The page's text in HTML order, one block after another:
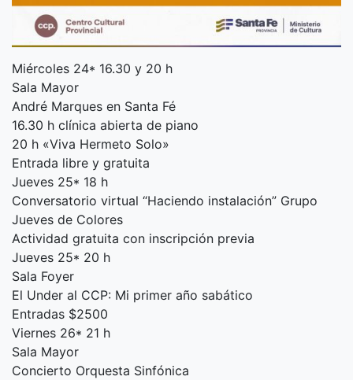
Miércoles 24* 16.30 y 20 h
Sala Mayor
André Marques en Santa Fé
16.30 h clínica abierta de piano
20 h «Viva Hermeto Solo»
Entrada libre y gratuita
Jueves 25* 18 h
Conversatorio virtual “Haciendo instalación” Grupo
Jueves de Colores
Actividad gratuita con inscripción previa
Jueves 25* 20 h
Sala Foyer
El Under al CCP: Mi primer año sabático
Entradas $2500
Viernes 26* 21 h
Sala Mayor
Concierto Orquesta Sinfónica